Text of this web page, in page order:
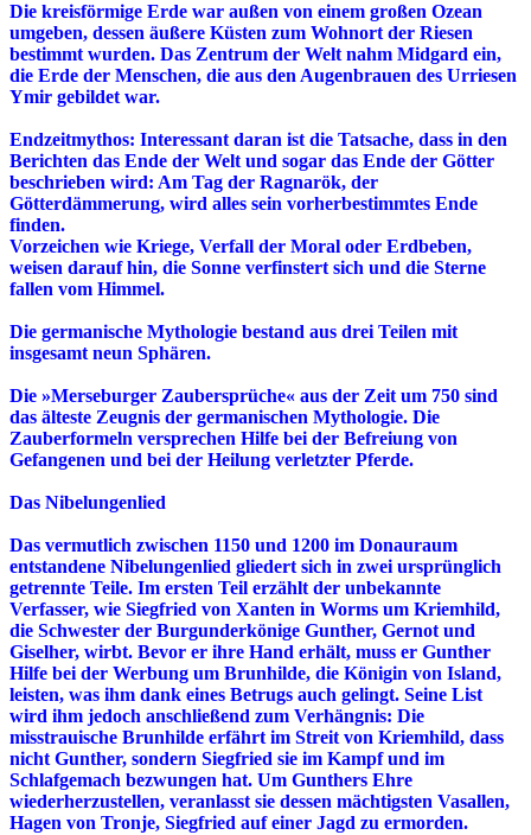
Die kreisförmige Erde war außen von einem großen Ozean
umgeben, dessen äußere Küsten zum Wohnort der Riesen
bestimmt wurden. Das Zentrum der Welt nahm Midgard ein,
die Erde der Menschen, die aus den Augenbrauen des Urriesen
Ymir gebildet war.
Endzeitmythos: Interessant daran ist die Tatsache, dass in den
Berichten das Ende der Welt und sogar das Ende der Götter
beschrieben wird: Am Tag der Ragnarök, der
Götterdämmerung, wird alles sein vorherbestimmtes Ende
finden.
Vorzeichen wie Kriege, Verfall der Moral oder Erdbeben,
weisen darauf hin, die Sonne verfinstert sich und die Sterne
fallen vom Himmel.
Die germanische Mythologie bestand aus drei Teilen mit
insgesamt neun Sphären.
Die »Merseburger Zaubersprüche« aus der Zeit um 750 sind
das älteste Zeugnis der germanischen Mythologie. Die
Zauberformeln versprechen Hilfe bei der Befreiung von
Gefangenen und bei der Heilung verletzter Pferde.
Das Nibelungenlied
Das vermutlich zwischen 1150 und 1200 im Donauraum
entstandene Nibelungenlied gliedert sich in zwei ursprünglich
getrennte Teile. Im ersten Teil erzählt der unbekannte
Verfasser, wie Siegfried von Xanten in Worms um Kriemhild,
die Schwester der Burgunderkönige Gunther, Gernot und
Giselher, wirbt. Bevor er ihre Hand erhält, muss er Gunther
Hilfe bei der Werbung um Brunhilde, die Königin von Island,
leisten, was ihm dank eines Betrugs auch gelingt. Seine List
wird ihm jedoch anschließend zum Verhängnis: Die
misstrauische Brunhilde erfährt im Streit von Kriemhild, dass
nicht Gunther, sondern Siegfried sie im Kampf und im
Schlafgemach bezwungen hat. Um Gunthers Ehre
wiederherzustellen, veranlasst sie dessen mächtigsten Vasallen,
Hagen von Tronje, Siegfried auf einer Jagd zu ermorden.